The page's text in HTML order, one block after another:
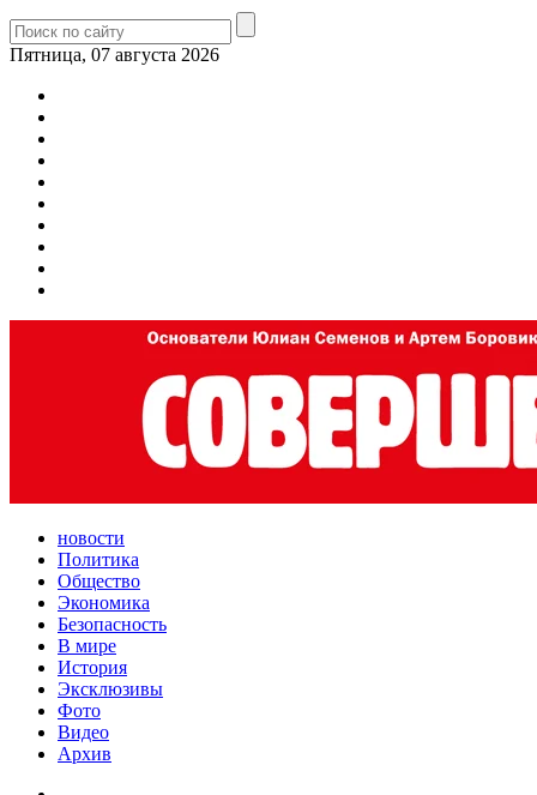
Пятница, 07 августа 2026
новости
Политика
Общество
Экономика
Безопасность
В мире
История
Эксклюзивы
Фото
Видео
Архив